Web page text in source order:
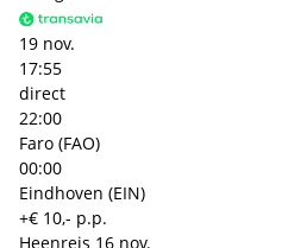
19 nov.
17:55
direct
22:00
Faro (FAO)
00:00
Eindhoven (EIN)
+€ 10,- p.p.
Heenreis 16 nov.